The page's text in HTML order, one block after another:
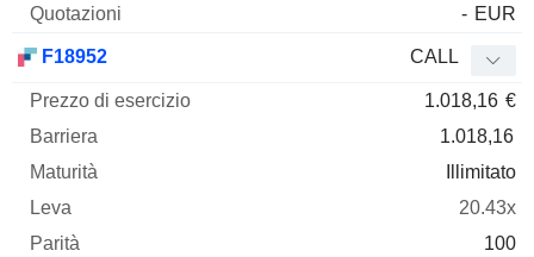
- EUR
F18952 CALL
1.018,16 €
1.018,16
Illimitato
20.43x
100